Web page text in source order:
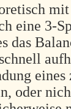
eine 3-
das
eines
oder